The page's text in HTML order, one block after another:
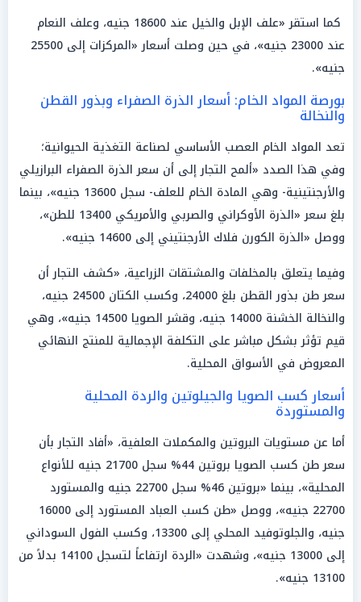
كما استقر «علف الإبل والخيل عند 18600 جنيه، وعلف النعام
عند 23000 جنيه»، في حين وصلت أسعار «المركزات إلى 25500
جنيه».
بورصة المواد الخام: أسعار الذرة الصفراء وبذور القطن
والنخالة
تعد المواد الخام العصب الأساسي لصناعة التغذية الحيوانية؛
وفي هذا الصدد «ألمح التجار إلى أن سعر الذرة الصفراء البرازيلي
والأرجنتينية- وهي المادة الخام للعلف- سجل 13600 جنيه»، بينما
بلغ سعر «الذرة الأوكراني والصربي والأمريكي 13400 للطن»،
ووصل «الذرة الكورن فلاك الأرجنتيني إلى 14600 جنيه».
وفيما يتعلق بالمخلفات والمشتقات الزراعية، «كشف التجار أن
سعر طن بذور القطن بلغ 24000، وكسب الكتان 24500 جنيه،
والنخالة الخشنة 14000 جنيه، وقشر الصويا 14500 جنيه»، وهي
قيم تؤثر بشكل مباشر على التكلفة الإجمالية للمنتج النهائي
المعروض في الأسواق المحلية.
أسعار كسب الصويا والجيلوتين والردة المحلية
والمستوردة
أما عن مستويات البروتين والمكملات العلفية، «أفاد التجار بأن
سعر طن كسب الصويا بروتين 44% سجل 21700 جنيه للأنواع
المحلية»، بينما «بروتين 46% سجل 22700 جنيه والمستورد
22700 جنيه»، ووصل «طن كسب العباد المستورد إلى 16000
جنيه، والجلوتوفيد المحلي إلى 13300، وكسب الفول السوداني
إلى 13000 جنيه»، وشهدت «الردة ارتفاعاً لتسجل 14100 بدلاً من
13100 جنيه».